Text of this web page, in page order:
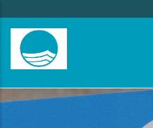
to
main
content